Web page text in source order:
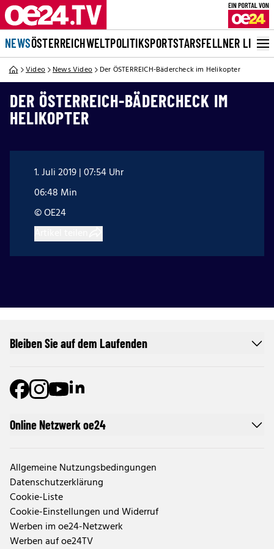
NEWSÖSTERREICHWELTPOLITIKSPORTSTARSFELLNER LIVE
Video News Video Der ÖSTERREICH-Bädercheck im Helikopter
DER ÖSTERREICH-BÄDERCHECK IM
HELIKOPTER
1. Juli 2019 | 07:54 Uhr
06:48 Min
© OE24
Online Netzwerk oe24
Allgemeine Nutzungsbedingungen
Datenschutzerklärung
Cookie-Liste
Cookie-Einstellungen und Widerruf
Werben im oe24-Netzwerk
Werben auf oe24TV
Bleiben Sie auf dem Laufenden